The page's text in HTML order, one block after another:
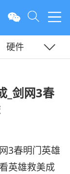
硬件
_剑网3春
3春明门英雄
英雄救美成